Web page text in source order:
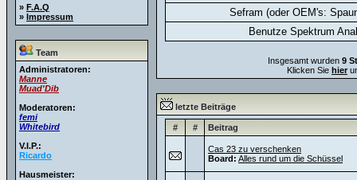
» F.A.Q
» Impressum
Team
Administratoren:
Manne
Muad'Dib
Moderatoren:
femi
Whitebird
V.I.P.:
Ricardo
Hausmeister:
Sefram (oder OEM's:
Benutze Spektrum
Insgesamt wurden 9
Klicken Sie hier
letzte Beiträge
# # Beitrag
Cas 23 zu verschenken
Board: Alles rund um die Schüssel